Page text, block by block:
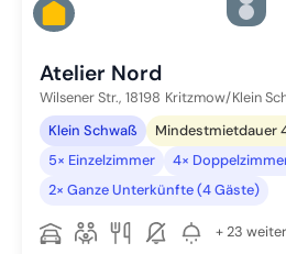
Zu
Zu
Atelier Nord
Wilsener Str., 18198 Kritzmow/Klein
Klein Schwaß
Mindestmietdauer
5× Einzelzimmer
4×
2× Ganze Unterkünfte (4 Gäste)
+ 23